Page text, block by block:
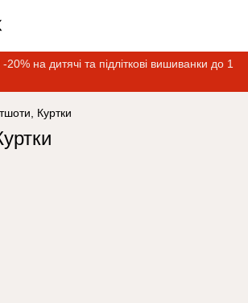
на дитячі та підліткові вишиванки до 1
Куртки